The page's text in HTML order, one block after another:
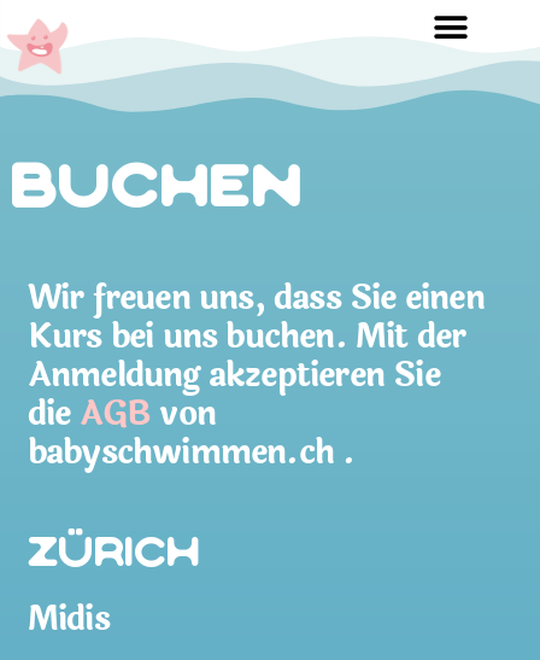
Buchen
Wir freuen uns, dass Sie einen
Kurs bei uns buchen. Mit der
Anmeldung akzeptieren Sie
dieAGBvon
babyschwimmen.ch .
Zürich
Midis